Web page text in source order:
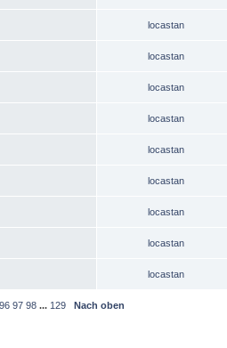
locastan
locastan
locastan
locastan
locastan
locastan
locastan
locastan
locastan
96 97 98 ... 129 Nach oben